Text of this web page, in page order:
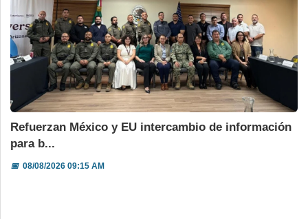
Refuerzan México y EU intercambio de información
para b...
📅08/08/2026 09:15 AM